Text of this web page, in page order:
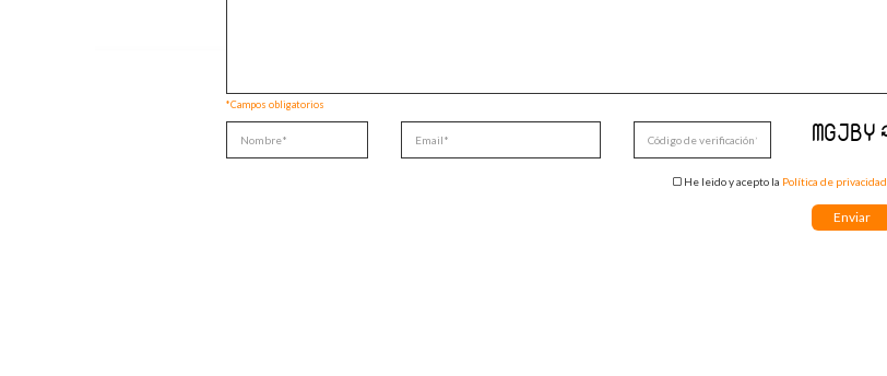
*Campos obligatorios
He leido y acepto la Política de privacidad